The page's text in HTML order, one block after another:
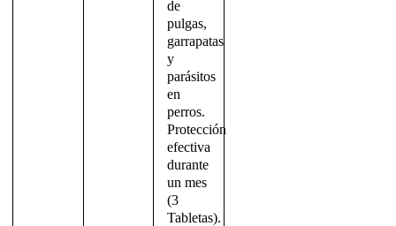
de
pulgas,
garrapatas
y
parásitos
en
perros.
Protección
efectiva
durante
un mes
(3
Tabletas).